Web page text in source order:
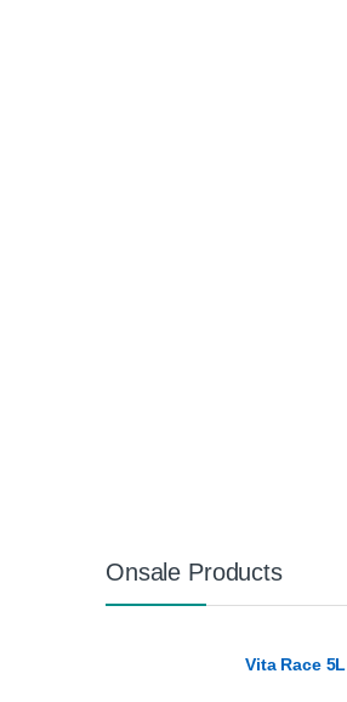
Onsale Products
Vita Race 5L